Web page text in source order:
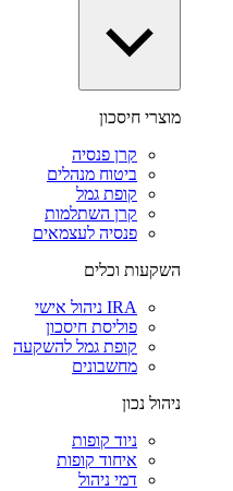
מוצרי חיסכון
קרן פנסיה
ביטוח מנהלים
קופת גמל
קרן השתלמות
פנסיה לעצמאים
השקעות וכלים
IRA ניהול אישי
פוליסת חיסכון
קופת גמל להשקעה
מחשבונים
ניהול נכון
ניוד קופות
איחוד קופות
דמי ניהול